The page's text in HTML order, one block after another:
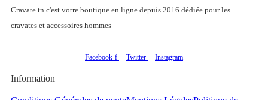
Cravate.tn c'est votre boutique en ligne depuis 2016 dédiée pour les
cravates et accessoires hommes
Facebook-f Twitter Instagram
Information